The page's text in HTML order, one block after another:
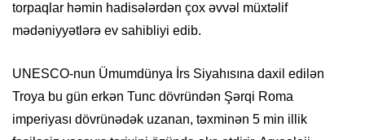
torpaqlar həmin hadisələrdən çox əvvəl müxtəlif
mədəniyyətlərə ev sahibliyi edib.
UNESCO-nun Ümumdünya İrs Siyahısına daxil edilən
Troya bu gün erkən Tunc dövründən Şərqi Roma
imperiyası dövrünədək uzanan, təxminən 5 min illik